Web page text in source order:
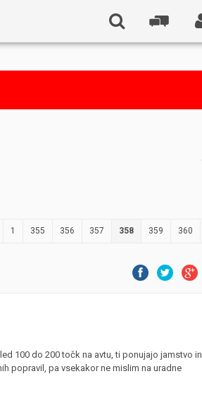
1 355 356 357 358 359 360
100 do 200 točk na avtu, ti ponujajo jamstvo in
popravil, pa vsekakor ne mislim na uradne